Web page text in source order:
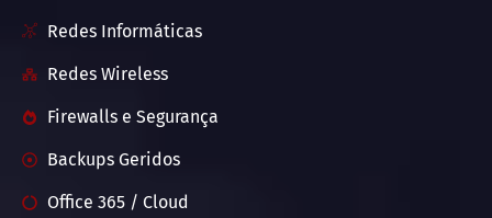
Redes Informáticas
Redes Wireless
Firewalls e Segurança
Backups Geridos
Office 365 / Cloud